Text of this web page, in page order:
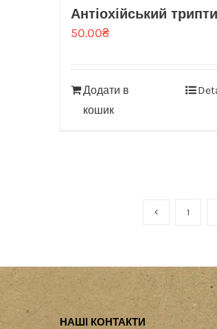
Антіохійський
50.00₴
Додати в
кошик
1
НАШІ КОНТАКТИ